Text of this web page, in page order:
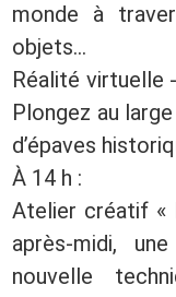
monde à
objets...
Réalité virtuelle
Plongez au
d’épaves
À 14 h :
Atelier créatif «
après‑midi,
nouvelle